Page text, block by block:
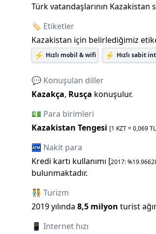
Türk vatandaşlarının Kazakistan
🏷️ Etiketler
Kazakistan için belirlediğimiz
⚡ Hızlı mobil & wifi ⚡ Hızlı sabit
💬 Konuşulan diller
Kazakça, Rusça konuşulur.
💵 Para birimleri
Kazakistan Tengesi [1 KZT=0,069
🏧 Nakit para
Kredi kartı kullanımı [2017: %
bulunmaktadır.
🧑‍🤝‍🧑 Turizm
2019yılında 8,5 milyon turist
📱 Internet hızı